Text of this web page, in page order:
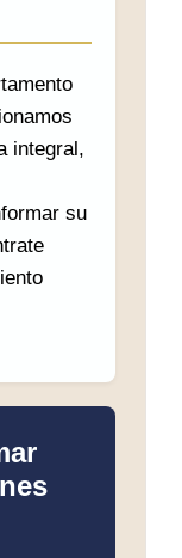
integral,
su